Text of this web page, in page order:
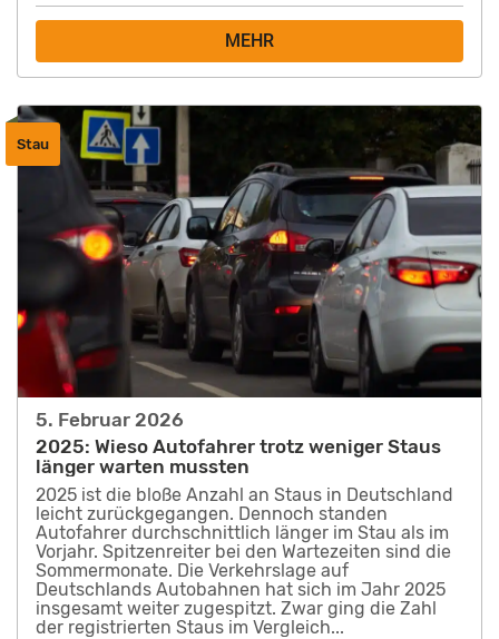
MEHR
5. Februar 2026
2025: Wieso Autofahrer trotz weniger Staus
länger warten mussten
2025 ist die bloße Anzahl an Staus in Deutschland
leicht zurückgegangen. Dennoch standen
Autofahrer durchschnittlich länger im Stau als im
Vorjahr. Spitzenreiter bei den Wartezeiten sind die
Sommermonate. Die Verkehrslage auf
Deutschlands Autobahnen hat sich im Jahr 2025
insgesamt weiter zugespitzt. Zwar ging die Zahl
der registrierten Staus im Vergleich...
Stau